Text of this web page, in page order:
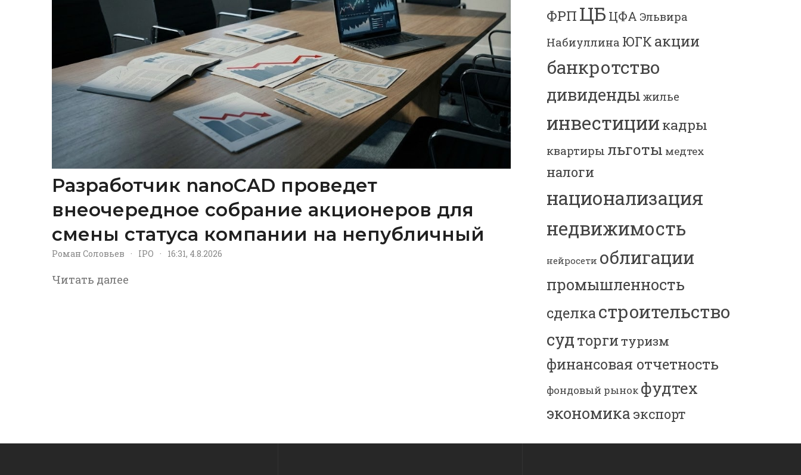
Разработчик nanoCAD проведет
внеочередное собрание акционеров для
смены статуса компании на непубличный
Роман Соловьев · IPO · 16:31, 4.8.2026
Читать далее
ФРП ЦБ ЦФА Эльвира
Набиуллина ЮГК акции
банкротство
дивиденды жилье
инвестиции кадры
квартиры льготы медтех
налоги
национализация
недвижимость
нейросети облигации
промышленность
сделкастроительство
судторгитуризм
финансовая отчетность
фондовый рынок фудтех
экономика экспорт